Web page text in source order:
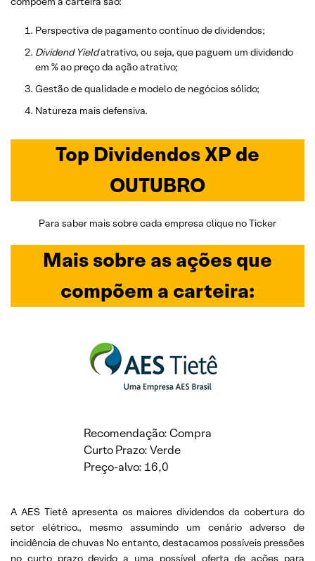
Perspectiva de pagamento contínuo de dividendos;
Dividend Yieldatrativo, ou seja, que paguem um dividendo
em % ao preço da ação atrativo;
Gestão de qualidade e modelo de negócios sólido;
Natureza mais defensiva.
Top Dividendos XP de
OUTUBRO
Para saber mais sobre cada empresa clique no Ticker
Mais sobre as ações que
compõem a carteira:
Recomendação: Compra
Curto Prazo: Verde
Preço-alvo: 16,0
A AES Tietê apresenta os maiores dividendos da cobertura do
setor elétrico., mesmo assumindo um cenário adverso de
incidência de chuvas No entanto, destacamos possíveis pressões
no curto prazo devido a uma possível oferta de ações para